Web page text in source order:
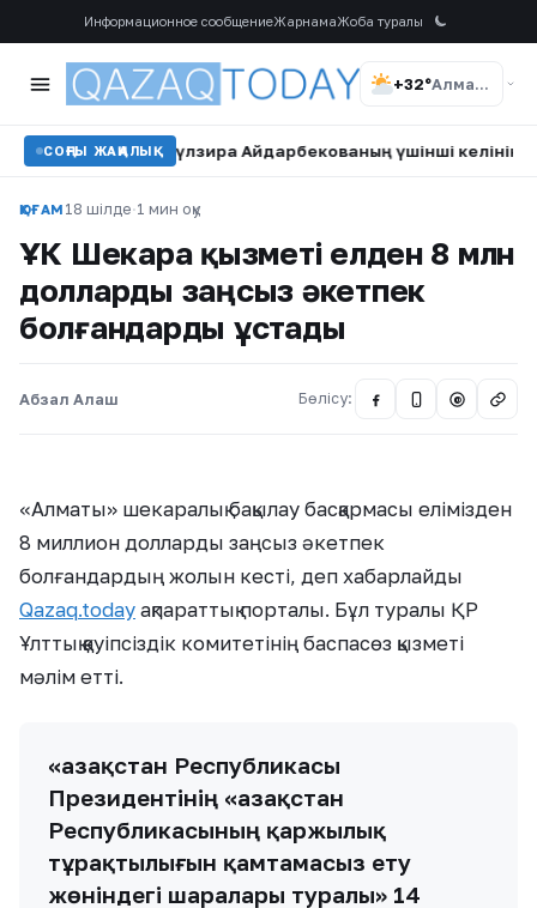
Информационное сообщениеЖарнамаЖоба туралы
+32° Алматы
СОҢҒЫ ЖАҢАЛЫҚ
Гүлзира Айдарбекованың үшінші келінін бала
ҚОҒАМ 18 шілде·1 мин оқу
ҰҚК Шекара қызметі елден 8 млн
долларды заңсыз әкетпек
болғандарды ұстады
Абзал Алаш Бөлісу: @
«Алматы» шекаралық бақылау басқармасы елімізден
8 миллион долларды заңсыз әкетпек
болғандардың жолын кесті, деп хабарлайды
Qazaq.today ақпараттық порталы. Бұл туралы ҚР
Ұлттық қауіпсіздік комитетінің баспасөз қызметі
мәлім етті.
«Қазақстан Республикасы
Президентінің «Қазақстан
Республикасының қаржылық
тұрақтылығын қамтамасыз ету
жөніндегі шаралары туралы» 14